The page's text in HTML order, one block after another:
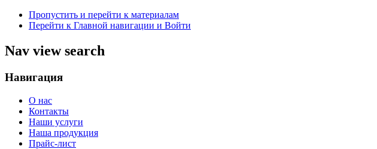
Пропустить и перейти к материалам
Перейти к Главной навигации и Войти
Nav view search
Навигация
О нас
Контакты
Наши услуги
Наша продукция
Прайс-лист